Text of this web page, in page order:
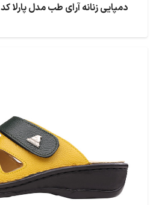
دمپایی زنانه آرای طب مدل پارلا کد 70